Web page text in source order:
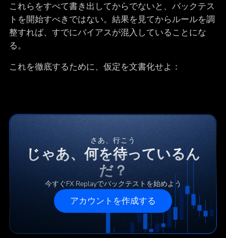
これらをすべて書き出してからでないと、バックテス
トを開始すべきではない。結果を見てからルールを調
整すれば、すでにバイアスが混入していることにな
る。
これを徹底するために、仮定を文書化せよ：
さあ、行こう
じゃあ、何を待っているん
だ？
今すぐFX Replayでバックテストを始めよう
アカウントを作成する